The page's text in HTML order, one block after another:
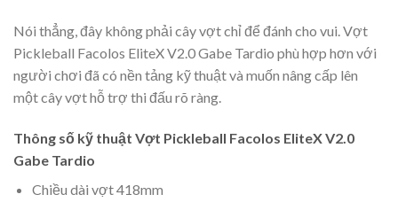
Nói thẳng, đây không phải cây vợt chỉ để đánh cho vui. Vợt
Pickleball Facolos EliteX V2.0 Gabe Tardio phù hợp hơn với
người chơi đã có nền tảng kỹ thuật và muốn nâng cấp lên
một cây vợt hỗ trợ thi đấu rõ ràng.
Thông số kỹ thuật Vợt Pickleball Facolos EliteX V2.0
Gabe Tardio
Chiều dài vợt 418mm